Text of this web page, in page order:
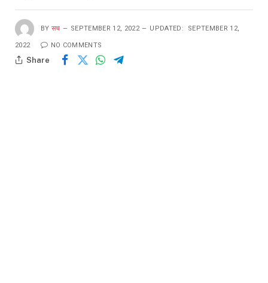
BY सच SEPTEMBER 12, 2022 UPDATED: SEPTEMBER 12,
2022 NO COMMENTS
Share